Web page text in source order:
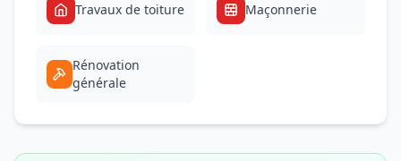
Travaux de toiture Maçonnerie
Rénovation
générale